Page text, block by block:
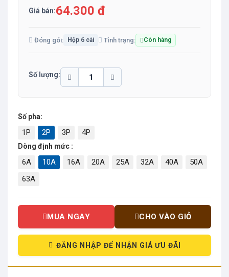
Giá bán:64.300 đ
Đóng gói: Hộp 6 cái Tình trạng: Còn hàng
Số lượng:
Số pha:
1P 2P 3P 4P
Dòng định mức :
6A 10A 16A 20A 25A 32A 40A
50A
63A
MUA NGAY CHO VÀO GIỎ
ĐĂNG NHẬP ĐỂ NHẬN GIÁ ƯU ĐÃI